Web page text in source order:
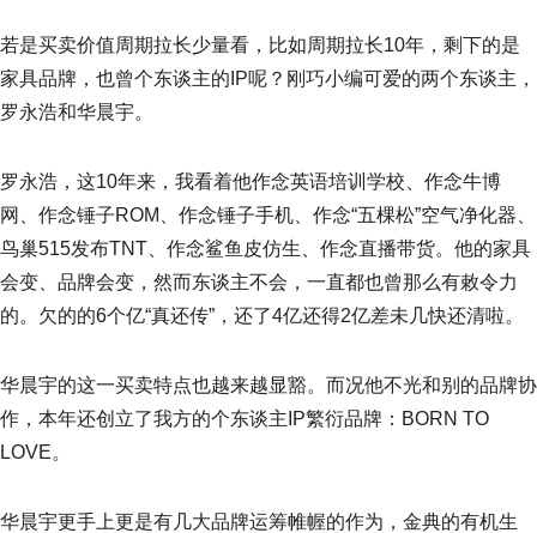
若是买卖价值周期拉长少量看，比如周期拉长10年，剩下的是
家具品牌，也曾个东谈主的IP呢？刚巧小编可爱的两个东谈主，
罗永浩和华晨宇。
罗永浩，这10年来，我看着他作念英语培训学校、作念牛博
网、作念锤子ROM、作念锤子手机、作念“五棵松”空气净化器、
鸟巢515发布TNT、作念鲨鱼皮仿生、作念直播带货。他的家具
会变、品牌会变，然而东谈主不会，一直都也曾那么有敕令力
的。欠的的6个亿“真还传”，还了4亿还得2亿差未几快还清啦。
华晨宇的这一买卖特点也越来越显豁。而况他不光和别的品牌协
作，本年还创立了我方的个东谈主IP繁衍品牌：BORN TO
LOVE。
华晨宇更手上更是有几大品牌运筹帷幄的作为，金典的有机生